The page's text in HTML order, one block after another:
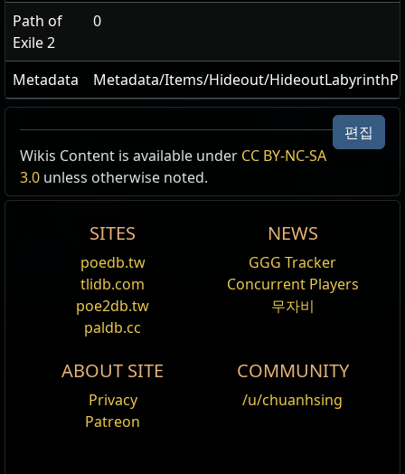
Path of
Exile 2
0
Metadata Metadata/Items/Hideout/
편집
Wikis Content is available under CC BY-NC-SA
3.0 unless otherwise noted.
SITES
poedb.tw
tlidb.com
poe2db.tw
paldb.cc
NEWS
GGG Tracker
Concurrent Players
무자비
ABOUT SITE
Privacy
Patreon
COMMUNITY
/u/chuanhsing